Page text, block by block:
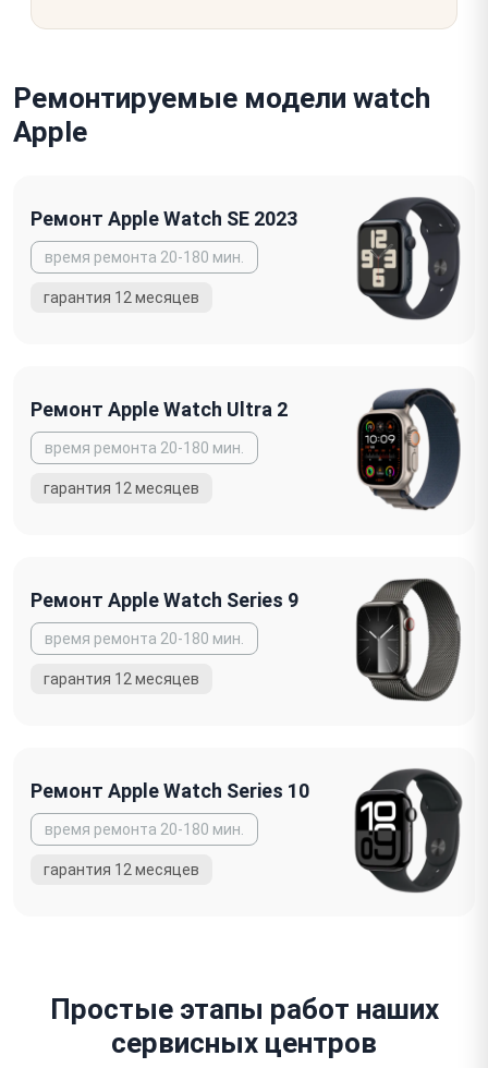
Ремонтируемые модели watch
Apple
Ремонт Apple Watch SE 2023
Ремонт Apple Watch Ultra 2
Ремонт Apple Watch Series 9
Ремонт Apple Watch Series 10
Простые этапы работ наших
сервисных центров